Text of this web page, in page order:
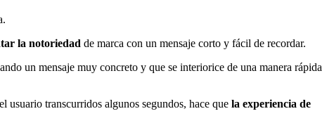
la notoriedad de marca con un mensaje corto y fácil de recordar.
un mensaje muy concreto y que se interiorice de una manera rápida
transcurridos algunos segundos, hace que la experiencia de